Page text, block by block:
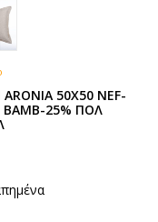
50X50 NEF-
BAMB-25% ΠΟΛ